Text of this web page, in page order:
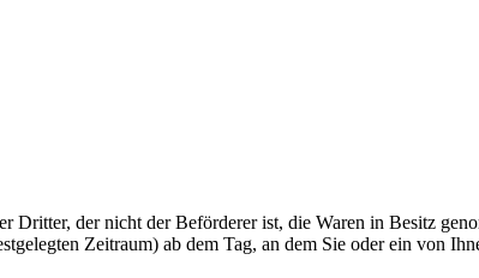
Dritter, der nicht der Beförderer ist, die Waren in Besitz
Zeitraum) ab dem Tag, an dem Sie oder ein von